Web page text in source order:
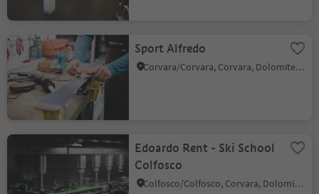
Sport Alfredo
Corvara/Corvara, Corvara, Dolomites Region Alta Badia
Edoardo Rent - Ski School
Colfosco
Colfosco/Colfosco, Corvara, Dolomites Region Alta Badia